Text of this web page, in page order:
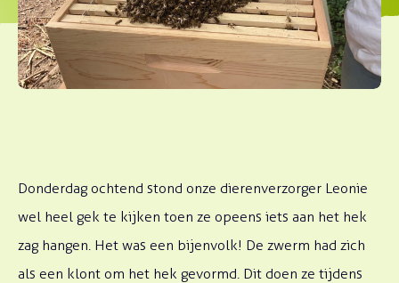
Donderdag ochtend stond onze dierenverzorger Leonie
wel heel gek te kijken toen ze opeens iets aan het hek
zag hangen. Het was een bijenvolk! De zwerm had zich
als een klont om het hek gevormd. Dit doen ze tijdens